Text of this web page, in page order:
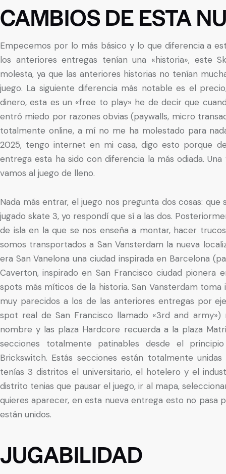
CAMBIOS DE ESTA
Empecemos por lo más básico y lo que diferencia a
los anteriores entregas tenían una «historia», este
molesta, ya que las anteriores historias no tenían
juego. La siguiente diferencia más notable es el
dinero, esta es un «free to play» he de decir que
entró miedo por razones obvias (paywalls, micro
totalmente online, a mí no me ha molestado para
2025, tengo internet en mi casa, digo esto porque
entrega esta ha sido con diferencia la más odiada.
vamos al juego de lleno.
Nada más entrar, el juego nos pregunta dos cosas:
jugado skate 3, yo respondí que sí a las dos.
de isla en la que se nos enseña a montar, hacer
somos transportados a San Vansterdam la nueva
era San Vanelona una ciudad inspirada en Barcelona
Caverton, inspirado en San Francisco ciudad
spots más míticos de la historia. San Vansterdam
muy parecidos a los de las anteriores entregas por
spot real de San Francisco llamado «3rd and
nombre y las plaza Hardcore recuerda a la plaza
secciones totalmente patinables desde el
Brickswitch. Estás secciones están totalmente
tenías 3 distritos el universitario, el hotelero y el
distrito tenias que pausar el juego, ir al mapa,
quieres aparecer, en esta nueva entrega esto no
están unidos.
JUGABILIDAD